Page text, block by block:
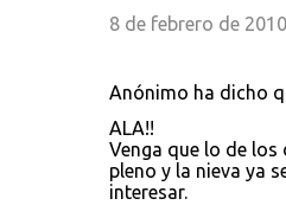
8 de febrero de
Anónimo ha dicho
ALA!!
Venga que lo de
pleno y la nieva ya
interesar.